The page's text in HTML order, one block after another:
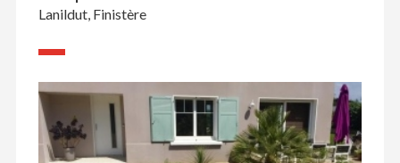
Lanildut, Finistère